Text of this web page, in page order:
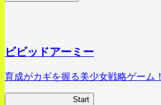
ビビッドアーミー
育成がカギを握る美少女戦略ゲーム！
Start